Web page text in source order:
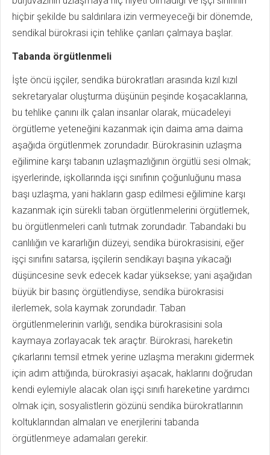
hiçbir şekilde bu saldırılara izin vermeyeceği bir dönemde,
sendikal bürokrasi için tehlike çanları çalmaya başlar.
Tabanda örgütlenmeli
İşte öncü işçiler, sendika bürokratları arasında kızıl kızıl
sekretaryalar oluşturma düşünün peşinde koşacaklarına,
bu tehlike çanını ilk çalan insanlar olarak, mücadeleyi
örgütleme yeteneğini kazanmak için daima ama daima
aşağıda örgütlenmek zorundadır. Bürokrasinin uzlaşma
eğilimine karşı tabanın uzlaşmazlığının örgütlü sesi olmak;
işyerlerinde, işkollarında işçi sınıfının çoğunluğunu masa
başı uzlaşma, yani hakların gasp edilmesi eğilimine karşı
kazanmak için sürekli taban örgütlenmelerini örgütlemek,
bu örgütlenmeleri canlı tutmak zorundadır. Tabandaki bu
canlılığın ve kararlığın düzeyi, sendika bürokrasisini, eğer
işçi sınıfını satarsa, işçilerin sendikayı başına yıkacağı
düşüncesine sevk edecek kadar yüksekse; yani aşağıdan
büyük bir basınç örgütlendiyse, sendika bürokrasisi
ilerlemek, sola kaymak zorundadır. Taban
örgütlenmelerinin varlığı, sendika bürokrasisini sola
kaymaya zorlayacak tek araçtır. Bürokrasi, hareketin
çıkarlarını temsil etmek yerine uzlaşma merakını gidermek
için adım attığında, bürokrasiyi aşacak, haklarını doğrudan
kendi eylemiyle alacak olan işçi sınıfı hareketine yardımcı
olmak için, sosyalistlerin gözünü sendika bürokratlarının
koltuklarından almaları ve enerjilerini tabanda
örgütlenmeye adamaları gerekir.